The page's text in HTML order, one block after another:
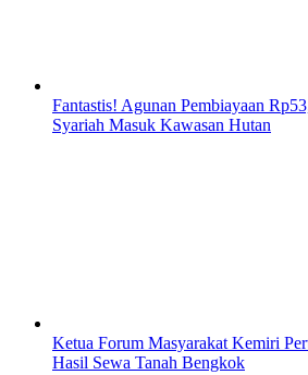
Fantastis! Agunan Pembiayaan
Syariah Masuk Kawasan Hutan
Ketua Forum Masyarakat Kemiri
Hasil Sewa Tanah Bengkok